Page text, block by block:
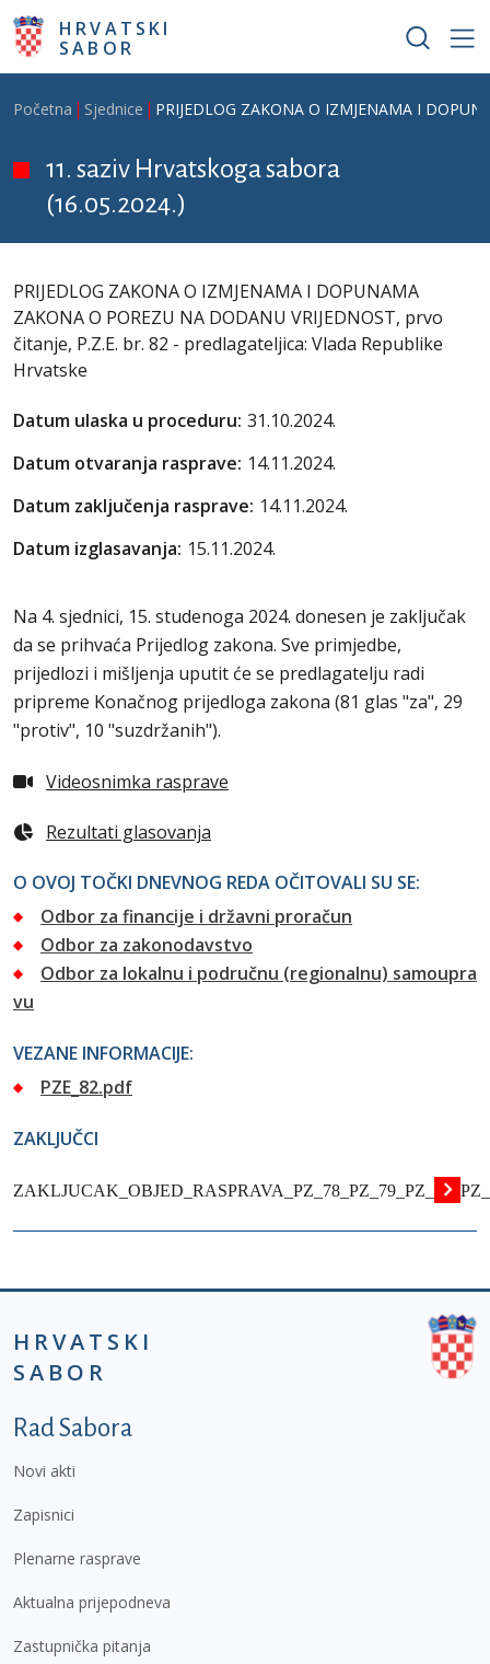
Skoči na glavni sadržaj
HRVATSKI
SABOR
Breadcrumb
Početna Sjednice PRIJEDLOG ZAKONA O IZMJENAMA I
11. saziv Hrvatskoga sabora
(16.05.2024.)
PRIJEDLOG ZAKONA O IZMJENAMA I DOPUNAMA
ZAKONA O POREZU NA DODANU VRIJEDNOST, prvo
čitanje, P.Z.E. br. 82 - predlagateljica: Vlada Republike
Hrvatske
Datum ulaska u proceduru: 31.10.2024.
Datum otvaranja rasprave: 14.11.2024.
Datum zaključenja rasprave: 14.11.2024.
Datum izglasavanja: 15.11.2024.
Na 4. sjednici, 15. studenoga 2024. donesen je zaključak
da se prihvaća Prijedlog zakona. Sve primjedbe,
prijedlozi i mišljenja uputit će se predlagatelju radi
pripreme Konačnog prijedloga zakona (81 glas "za", 29
"protiv", 10 "suzdržanih").
Videosnimka rasprave
Rezultati glasovanja
O OVOJ TOČKI DNEVNOG REDA OČITOVALI SU SE:
Odbor za financije i državni proračun
Odbor za zakonodavstvo
Odbor za lokalnu i područnu (regionalnu) samoupra
vu
VEZANE INFORMACIJE:
PZE_82.pdf
ZAKLJUČCI
HRVATSKI
SABOR
Podnožje prvi izbornik
Rad Sabora
Novi akti
Zapisnici
Plenarne rasprave
Aktualna prijepodneva
Zastupnička pitanja